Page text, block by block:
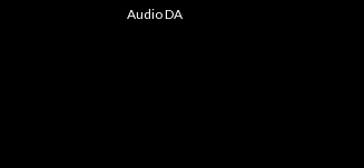
Audio DA